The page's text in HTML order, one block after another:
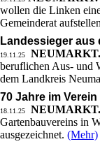
wollen die Linken
Gemeinderat
Landessieger aus
19.11.25 NEUMARKT.
beruflichen Aus- und
dem Landkreis
70 Jahre im Verein
18.11.25 NEUMARKT.
Gartenbauvereins in
ausgezeichnet. (Mehr)